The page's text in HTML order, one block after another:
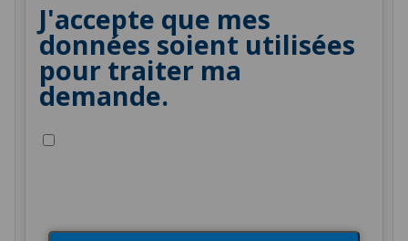
J'accepte que mes
données soient utilisées
pour traiter ma
demande.